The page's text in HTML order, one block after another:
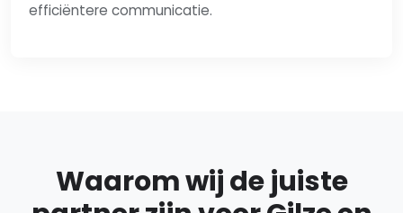
efficiëntere communicatie.
Waarom wij de juiste